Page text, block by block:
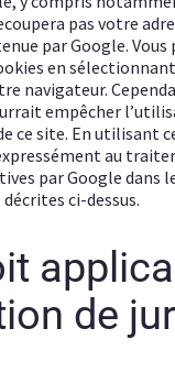
pas votre
par Google. Vous
en
navigateur.
empêcher
ce site. En utilisant
au
par Google dans
ci-dessus.
de